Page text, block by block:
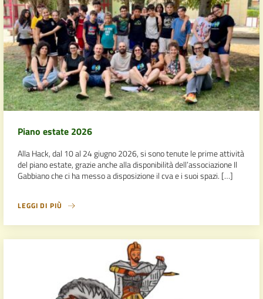
Piano estate 2026
Alla Hack, dal 10 al 24 giugno 2026, si sono tenute le prime attività
del piano estate, grazie anche alla disponibilità dell’associazione Il
Gabbiano che ci ha messo a disposizione il cva e i suoi spazi. […]
LEGGI DI PIÙ